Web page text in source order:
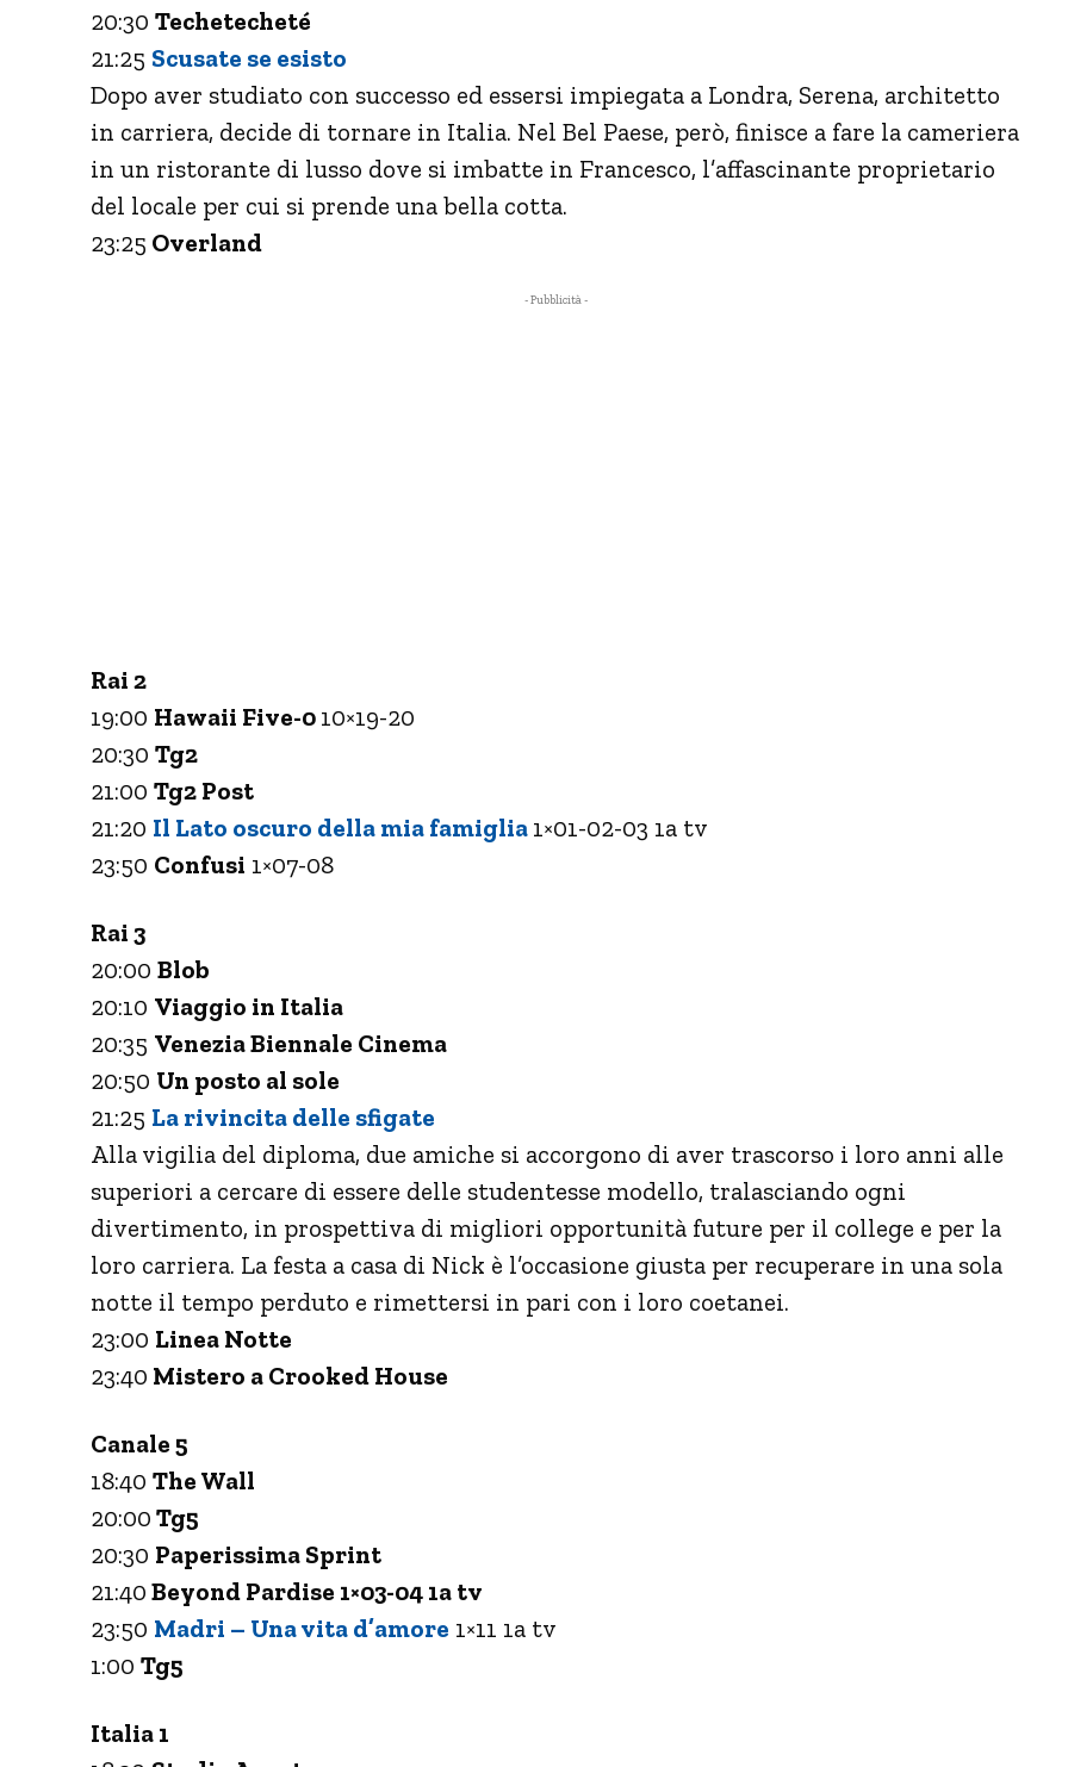
20:30 Techetecheté
21:25 Scusate se esisto
Dopo aver studiato con successo ed essersi impiegata a Londra, Serena, architetto
in carriera, decide di tornare in Italia. Nel Bel Paese, però, finisce a fare la cameriera
in un ristorante di lusso dove si imbatte in Francesco, l’affascinante proprietario
del locale per cui si prende una bella cotta.
23:25 Overland
- Pubblicità -
Rai 2
19:00 Hawaii Five-0 10×19-20
20:30 Tg2
21:00 Tg2 Post
21:20 Il Lato oscuro della mia famiglia 1×01-02-03 1a tv
23:50 Confusi 1×07-08
Rai 3
20:00 Blob
20:10 Viaggio in Italia
20:35 Venezia Biennale Cinema
20:50 Un posto al sole
21:25 La rivincita delle sfigate
Alla vigilia del diploma, due amiche si accorgono di aver trascorso i loro anni alle
superiori a cercare di essere delle studentesse modello, tralasciando ogni
divertimento, in prospettiva di migliori opportunità future per il college e per la
loro carriera. La festa a casa di Nick è l’occasione giusta per recuperare in una sola
notte il tempo perduto e rimettersi in pari con i loro coetanei.
23:00 Linea Notte
23:40 Mistero a Crooked House
Canale 5
18:40 The Wall
20:00 Tg5
20:30 Paperissima Sprint
21:40 Beyond Pardise 1×03-04 1a tv
23:50 Madri – Una vita d’amore 1×11 1a tv
1:00 Tg5
Italia 1